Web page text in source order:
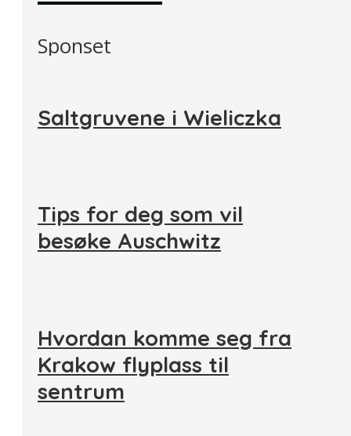
Sponset
Saltgruvene i Wieliczka
Tips for deg som vil
besøke Auschwitz
Hvordan komme seg fra
Krakow flyplass til
sentrum